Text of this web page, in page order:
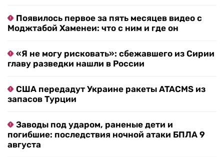
Появилось первое за пять месяцев видео с
Моджтабой Хаменеи: что с ним и где он
«Я не могу рисковать»: сбежавшего из Сирии
главу разведки нашли в России
США передадут Украине ракеты ATACMS из
запасов Турции
Заводы под ударом, раненые дети и
погибшие: последствия ночной атаки БПЛА 9
августа